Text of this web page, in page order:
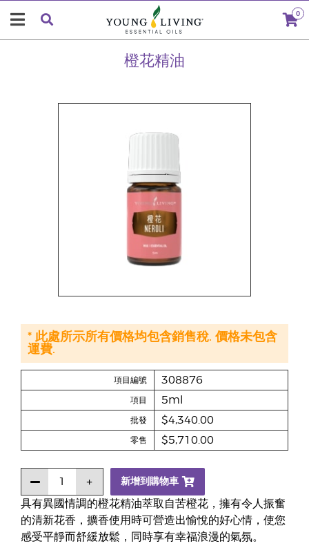
0
橙花精油
具有異國情調的橙花精油萃取自苦橙花，擁有令人振奮
的清新花香，擴香使用時可營造出愉悅的好心情，使您
感受平靜而舒緩放鬆，同時享有幸福浪漫的氣氛。
項目編號 308876
項目 5ml
批發 $4,340.00
零售 $5,710.00
新增到購物車
* 此處所示所有價格均包含銷售稅. 價格未包含
運費.